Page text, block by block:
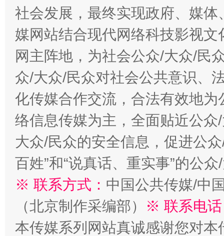
在谋一域中谋全局
今
社会发展，最终实现政府、媒
媒网站结合现代网络科技影视
网主阵地，为社会公众/大众/民
众/大众/民众对社会公共意识、
化传媒合作交流，合法有效地
络信息传媒为主，全面贴近公
大众/民众的安全信息，促进公
百姓”和“说真话、重实事”的公
※ 联系方式： 中国公共传媒/中
（北京制作采编部）
※ 联系电
本传媒系列网站真诚感谢您对